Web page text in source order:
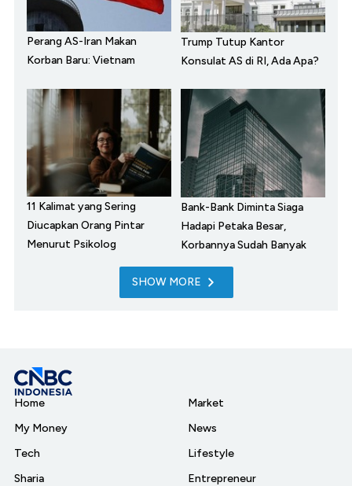
Perang AS-Iran Makan
Korban Baru: Vietnam
Trump Tutup Kantor
Konsulat AS di RI, Ada Apa?
11 Kalimat yang Sering
Diucapkan Orang Pintar
Menurut Psikolog
Bank-Bank Diminta Siaga
Hadapi Petaka Besar,
Korbannya Sudah Banyak
SHOW MORE
Home
My Money
Tech
Sharia
Market
News
Lifestyle
Entrepreneur